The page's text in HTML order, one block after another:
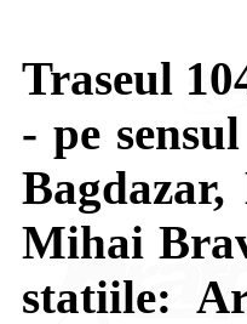
Traseul
- pe
Mihai
statiile: